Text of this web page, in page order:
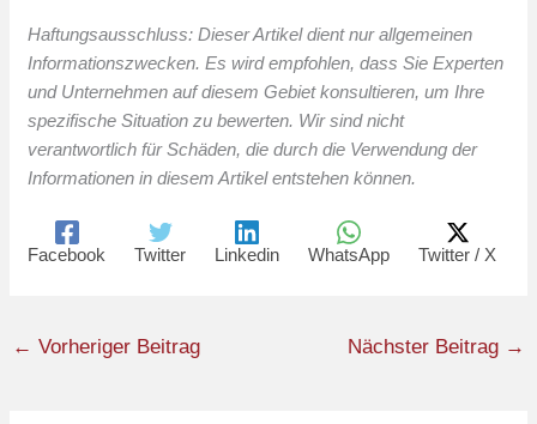
Haftungsausschluss: Dieser Artikel dient nur allgemeinen
Informationszwecken. Es wird empfohlen, dass Sie Experten
und Unternehmen auf diesem Gebiet konsultieren, um Ihre
spezifische Situation zu bewerten. Wir sind nicht
verantwortlich für Schäden, die durch die Verwendung der
Informationen in diesem Artikel entstehen können.
Facebook Twitter Linkedin WhatsApp Twitter / X
← Vorheriger Beitrag Nächster Beitrag →